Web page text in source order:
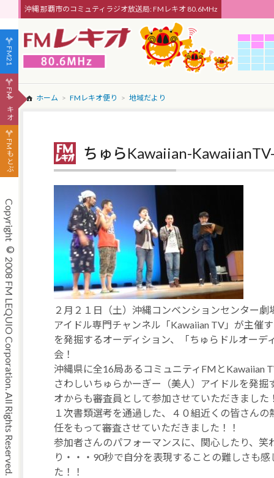
沖縄 那覇市のコミュティラジオ放送局: FMレキオ 80.6MHz
ホーム FMレキオ便り 地域だより
ちゅらKawaiian-
２月２１日（土）沖縄コンベンションセンター劇
アイドル専門チャンネル「Kawaiian TV」が主催
を発掘するオーディション、「ちゅらドルオーデ
会！
沖縄県に全16局あるコミュニティFMとKawaiian
さわしいちゅらかーぎー（美人）アイドルを発
オからも審査員として参加させていただきました
１次書類選考を通過した、４０組近くの皆さん
任をもって審査させていただきました！！
参加者さんのパフォーマンスに、関心したり、笑
り・・・90秒で自分を表現することの難しさも
た！！
FM21
FMレキオ
FMもとぶ
Copyright © 2008 FM LEQUIO Corporation. All Rights Reserved.